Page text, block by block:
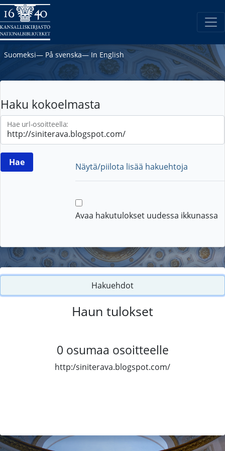
Suomeksi― På svenska― In English
Haku kokoelmasta
Hae url-osoitteella:
Näytä/piilota lisää hakuehtoja
Avaa hakutulokset uudessa ikkunassa
Hakuehdot
Haun tulokset
0 osumaa osoitteelle
http:/siniterava.blogspot.com/